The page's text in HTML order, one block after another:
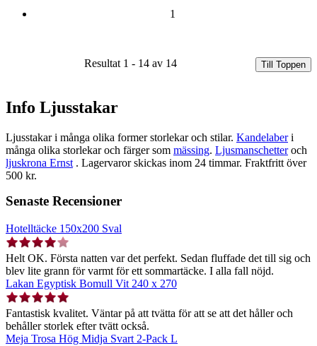
1
Resultat 1 - 14 av 14 Till Toppen
Info Ljusstakar
Ljusstakar i många olika former storlekar och stilar. Kandelaberi
många olika storlekar och färger som mässing. Ljusmanschetteroch
ljuskrona Ernst . Lagervaror skickas inom 24 timmar. Fraktfritt över
500 kr.
Senaste Recensioner
Hotelltäcke 150x200 Sval
Helt OK. Första natten var det perfekt. Sedan fluffade det till sig och
blev lite grann för varmt för ett sommartäcke. I alla fall nöjd.
Lakan Egyptisk Bomull Vit 240 x 270
Fantastisk kvalitet. Väntar på att tvätta för att se att det håller och
behåller storlek efter tvätt också.
Meja Trosa Hög Midja Svart 2-Pack L